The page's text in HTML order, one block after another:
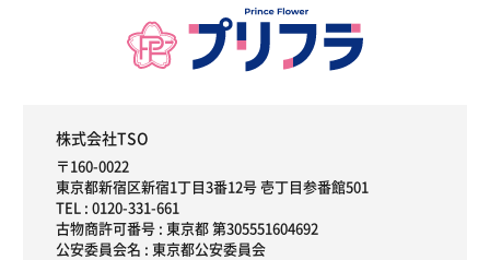
株式会社TSO
〒160-0022
東京都新宿区新宿1丁目3番12号 壱丁目参番館501
TEL : 0120-331-661
古物商許可番号 : 東京都 第305551604692
公安委員会名 : 東京都公安委員会